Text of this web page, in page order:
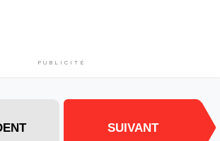
PUBLICITÉ
SUIVANT